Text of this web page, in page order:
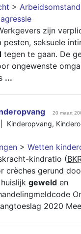
>
zijn
pesten, seksuele
tegen te gaan. De
ongewenste
...
20 maart
Kinderopvang,
> Wetten
kindratio (
crèches gerund
geweld en
2020